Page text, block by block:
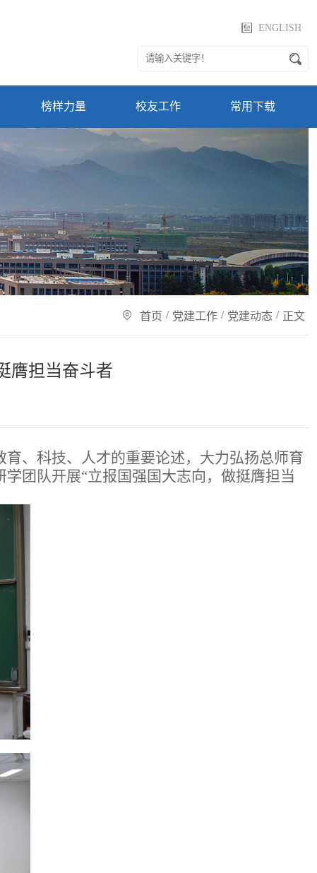
ENGLISH
榜样力量 校友工作 常用下载
首页 / 党建工作 / 党建动态 / 正文
膺担当奋斗者
、科技、人才的重要论述，大力弘扬总师育
团队开展“立报国强国大志向，做挺膺担当